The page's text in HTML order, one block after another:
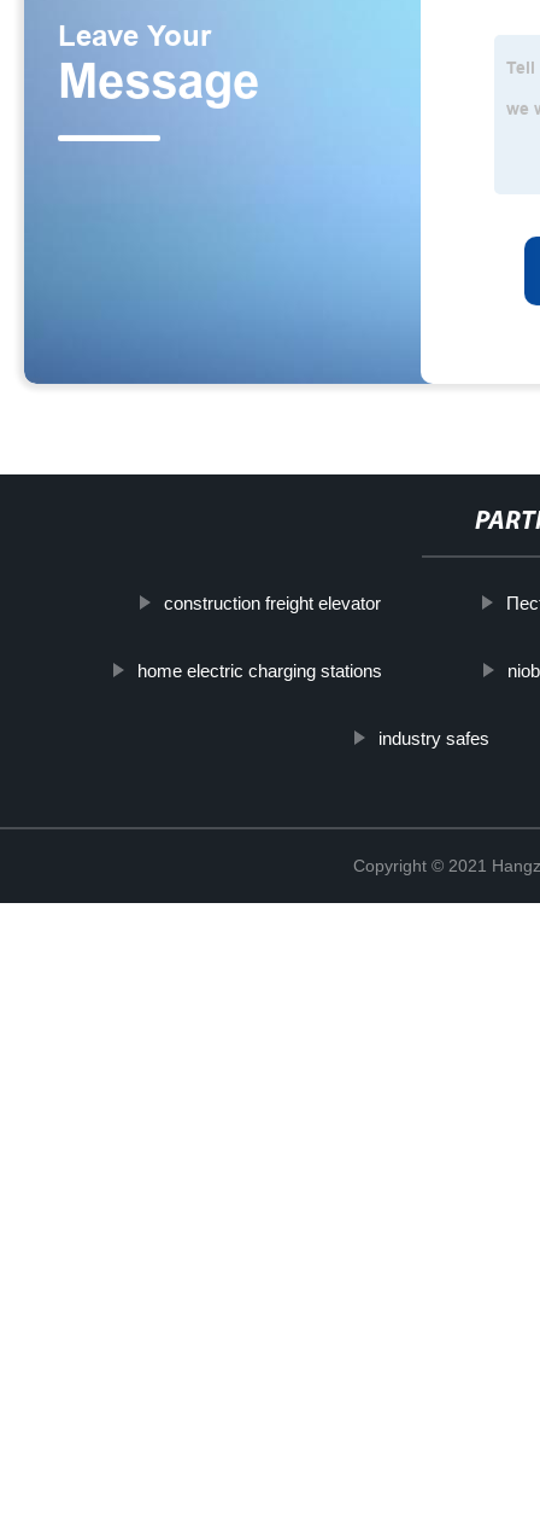
construction freight elevator
home electric charging stations
industry safes
Copyright © 2021